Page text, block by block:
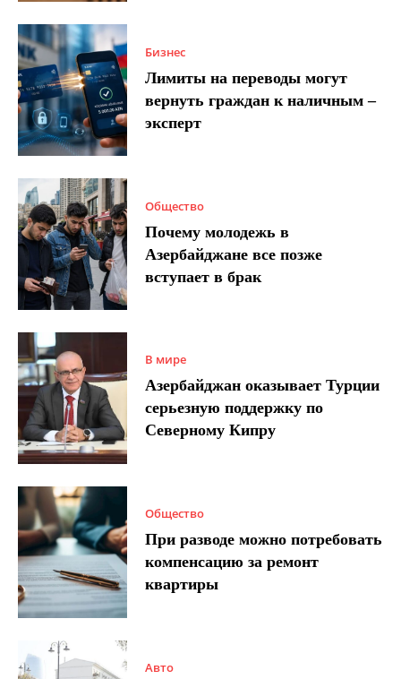
Бизнес
Лимиты на переводы могут
вернуть граждан к наличным –
эксперт
Общество
Почему молодежь в
Азербайджане все позже
вступает в брак
В мире
Азербайджан оказывает Турции
серьезную поддержку по
Северному Кипру
Общество
При разводе можно потребовать
компенсацию за ремонт
квартиры
Авто